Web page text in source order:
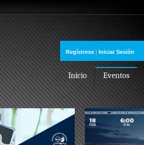
Regístrese | Iniciar Sesión
Inicio Eventos